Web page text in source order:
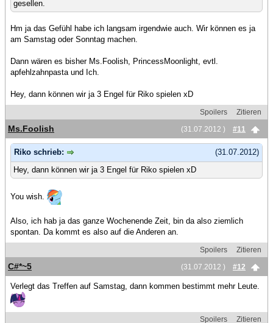
gesellen.
Hm ja das Gefühl habe ich langsam irgendwie auch. Wir können es ja
am Samstag oder Sonntag machen.
Dann wären es bisher Ms.Foolish, PrincessMoonlight, evtl.
apfehlzahnpasta und Ich.
Hey, dann können wir ja 3 Engel für Riko spielen xD
Spoilers
Zitieren
(31.07.2012 )
#11
Ms.Foolish
(31.07.2012)
Riko schrieb:
Hey, dann können wir ja 3 Engel für Riko spielen xD
You wish.
Also, ich hab ja das ganze Wochenende Zeit, bin da also ziemlich
spontan. Da kommt es also auf die Anderen an.
Spoilers
Zitieren
(31.07.2012 )
#12
C#*~5
Verlegt das Treffen auf Samstag, dann kommen bestimmt mehr Leute.
Spoilers
Zitieren